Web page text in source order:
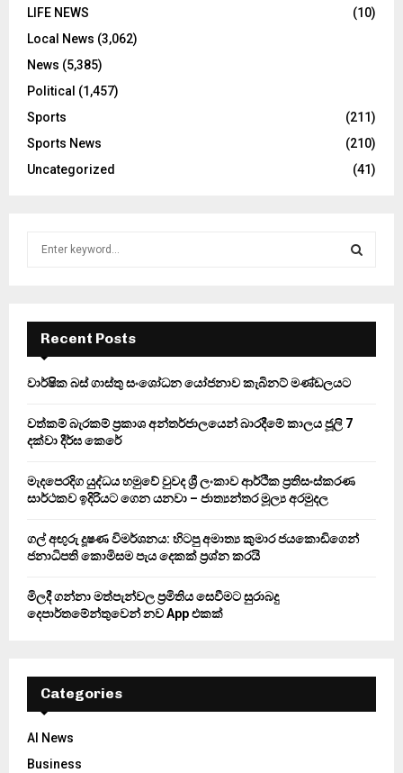
LIFE NEWS
(10)
Local News (3,062)
News (5,385)
Political (1,457)
Sports
(211)
Sports News
(210)
Uncategorized
(41)
f
r
E
A
Recent Posts
වාර්ෂික බස් ගාස්තු සංශෝධන යෝජනාව කැබිනට් මණ්ඩලයට
වත්කම් බැරකම් ප්‍රකාශ අන්තර්ජාලයෙන් බාරදීමේ කාලය ජූලි 7
දක්වා දීර්ඝ කෙරේ
මැදපෙරදිග යුද්ධය හමුවේ වුවද ශ්‍රී ලංකාව ආර්ථික ප්‍රතිසංස්කරණ
සාර්ථකව ඉදිරියට ගෙන යනවා – ජාත්‍යන්තර මූල්‍ය අරමුදල
ගල් අඟුරු දූෂණ විමර්ශනය: හිටපු අමාත්‍ය කුමාර ජයකොඩිගෙන්
ජනාධිපති කොමිසම පැය දෙකක් ප්‍රශ්න කරයි
මිලදී ගන්නා මත්පැන්වල ප්‍රමිතිය සෙවීමට සුරාබදු
දෙපාර්තමේන්තුවෙන් නව App එකක්
Categories
AI News
Business